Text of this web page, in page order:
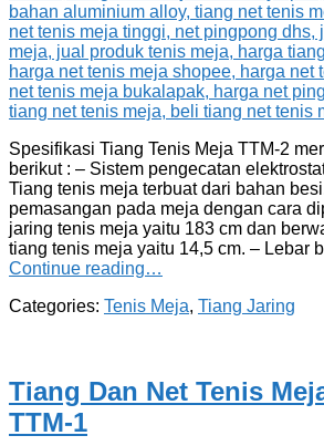
Spesifikasi Tiang Tenis Meja TTM-2
berikut : – Sistem pengecatan
Tiang tenis meja terbuat dari bahan
pemasangan pada meja dengan cara
jaring tenis meja yaitu 183 cm dan
tiang tenis meja yaitu 14,5 cm. – Lebar
Continue reading…
Categories: Tenis Meja, Tiang Jaring
Tiang Dan Net Tenis
TTM-1